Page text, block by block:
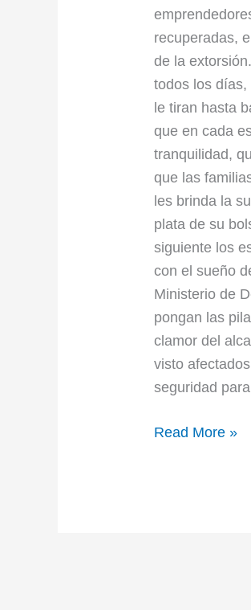
recuperadas,
de la
todos los
le tiran hasta
que en cada
tranquilidad,
que las
les brinda la
plata de su
siguiente los
con el sueño
Ministerio de
pongan las
clamor del
visto
seguridad
Mindefensa
y
Gobierno
nacional
Read More »